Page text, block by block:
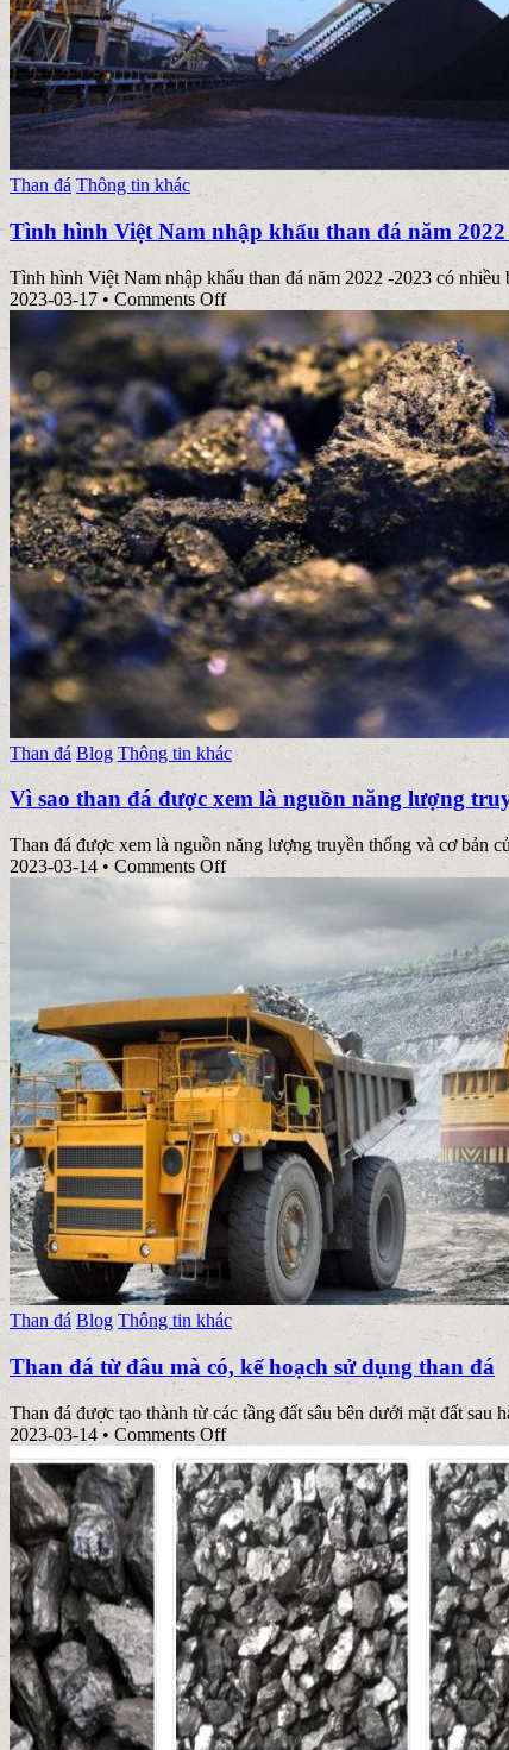
Posted
Than đá Thông tin khác
Tình hình Việt Nam nhập khẩu than đá năm 2022
Tình hình Việt Nam nhập khẩu than đá năm 2022 -2023 có
2023-03-17 • Comments Offon
Tình
hình
Việt
Nam
nhập
khẩu
than
đá
năm
2022
2023
Posted
Than đá Blog Thông tin khác
Vì sao than đá được xem là nguồn năng lượng
Than đá được xem là nguồn năng lượng truyền thống và cơ bản
2023-03-14 • Comments Offon
xem
là
nguồn
năng
lượng
truyền
thống?
Posted
Than đá Blog Thông tin khác
Than đá từ đâu mà có, kế hoạch sử dụng than đá
Than đá được tạo thành từ các tầng đất sâu bên dưới mặt đất sau
2023-03-14 • Comments Offon
Than
đá
từ
đâu
mà
có,
kế
hoạch
sử
dụng
than
đá